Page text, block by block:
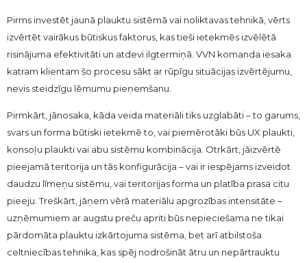
Pirms investēt jaunā plauktu sistēmā vai noliktavas tehnikā, vērts
izvērtēt vairākus būtiskus faktorus, kas tieši ietekmēs izvēlētā
risinājuma efektivitāti un atdevi ilgtermiņā. VVN komanda iesaka
katram klientam šo procesu sākt ar rūpīgu situācijas izvērtējumu,
nevis steidzīgu lēmumu pieņemšanu.
Pirmkārt, jānosaka, kāda veida materiāli tiks uzglabāti – to garums,
svars un forma būtiski ietekmē to, vai piemērotāki būs UX plaukti,
konsoļu plaukti vai abu sistēmu kombinācija. Otrkārt, jāizvērtē
pieejamā teritorija un tās konfigurācija – vai ir iespējams izveidot
daudzu līmeņu sistēmu, vai teritorijas forma un platība prasa citu
pieeju. Treškārt, jāņem vērā materiālu apgrozības intensitāte –
uzņēmumiem ar augstu preču apriti būs nepieciešama ne tikai
pārdomāta plauktu izkārtojuma sistēma, bet arī atbilstoša
celtniecības tehnika, kas spēj nodrošināt ātru un nepārtrauktu